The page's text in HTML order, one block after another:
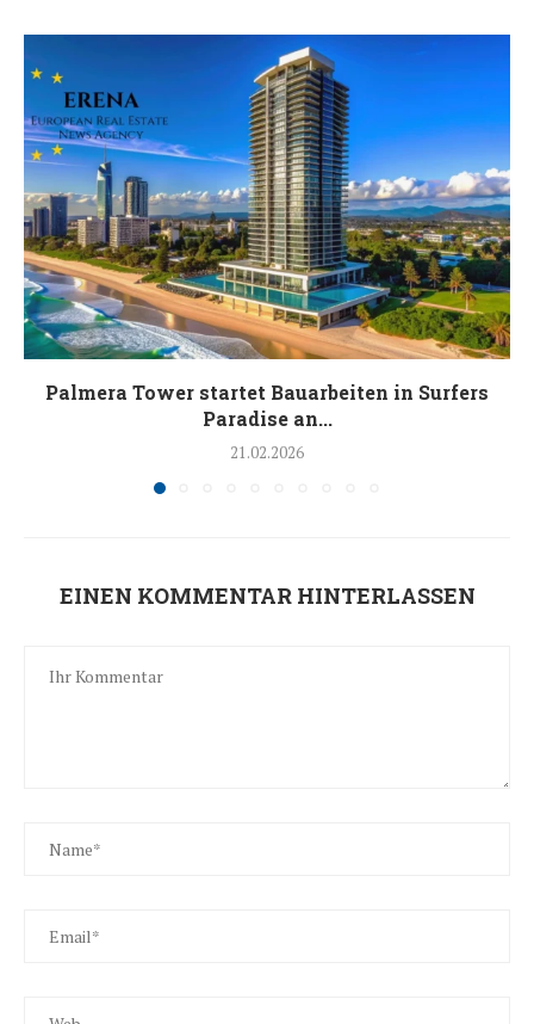
Palmera Tower startet Bauarbeiten in Surfers
Paradise an...
21.02.2026
EINEN KOMMENTAR HINTERLASSEN